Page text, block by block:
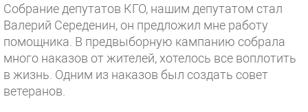
Собрание депутатов КГО, нашим депутатом стал
Валерий Середенин, он предложил мне работу
помощника. В предвыборную кампанию собрала
много наказов от жителей, хотелось все воплотить
в жизнь. Одним из наказов был создать совет
ветеранов.